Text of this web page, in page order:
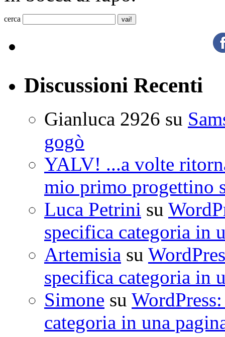
cerca
Discussioni Recenti
Gianluca 2926 su
gogò
YALV! ...a volte
mio primo progettino
Luca Petrini su
specifica categoria in
Artemisia su
specifica categoria in
Simone su
categoria in una